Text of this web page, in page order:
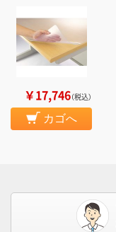
￥17,746（税込）
カゴへ